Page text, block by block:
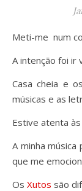
Meti-me num
A intenção foi ir
Casa cheia e
músicas e as
Estive atenta
A minha
que me
Os Xutos são